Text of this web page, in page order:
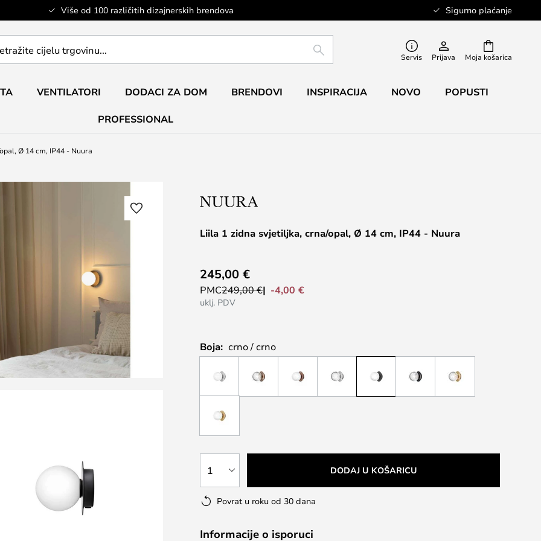
Više od 100 različitih dizajnerskih brendova Sigurno plaćanje
Moja košarica
TRAŽI Servis Prijava
VENTILATORI DODACI ZA DOM BRENDOVI INSPIRACIJA NOVO POPUSTI
PROFESSIONAL
Ø 14 cm, IP44 - Nuura
Liila 1 zidna svjetiljka, crna/opal, Ø 14 cm, IP44 - Nuura
245,00 €
PMC249,00 € -4,00 €
uklj. PDV
Boja: crno / crno
1 DODAJ U KOŠARICU
Povrat u roku od 30 dana
Informacije o isporuci